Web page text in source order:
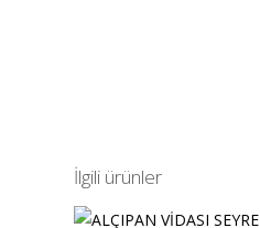
İlgili ürünler